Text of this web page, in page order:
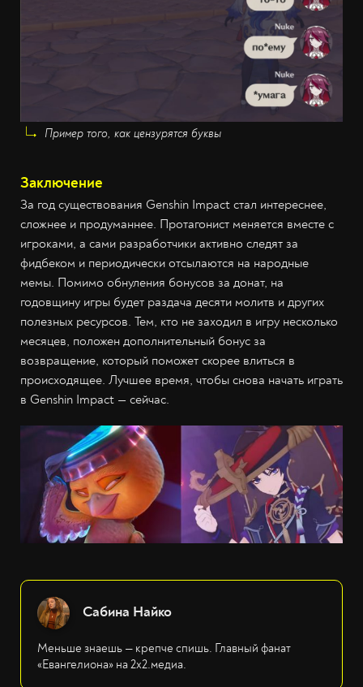
Пример того, как цензурятся буквы
Заключение
За год существования Genshin Impact стал интереснее,
сложнее и продуманнее. Протагонист меняется вместе с
игроками, а сами разработчики активно следят за
фидбеком и периодически отсылаются на народные
мемы. Помимо обнуления бонусов за донат, на
годовщину игры будет раздача десяти молитв и других
полезных ресурсов. Тем, кто не заходил в игру несколько
месяцев, положен дополнительный бонус за
возвращение, который поможет скорее влиться в
происходящее. Лучшее время, чтобы снова начать играть
в Genshin Impact —‌ сейчас.
Сабина Найко
Меньше знаешь — крепче спишь. Главный фанат
«Евангелиона» на 2х2.медиа.